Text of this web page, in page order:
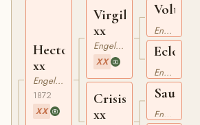
Hector
xx
Engelskt Fullblod
1872
XX
Virgilius
xx
Engelskt Fullblod
XX
Crisis
xx
xxEngelskt Fullblod
Eclogue
xxEngelskt Fullblod
xx